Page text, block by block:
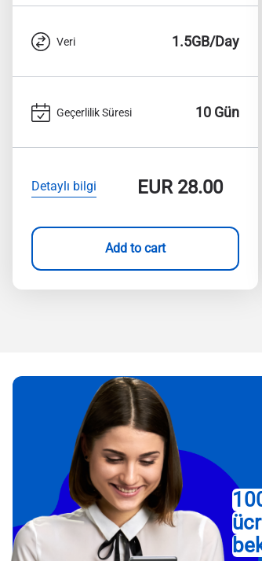
Veri 1.5GB/Day
Geçerlilik Süresi 10 Gün
Detaylı bilgi EUR28.00
Add to cart